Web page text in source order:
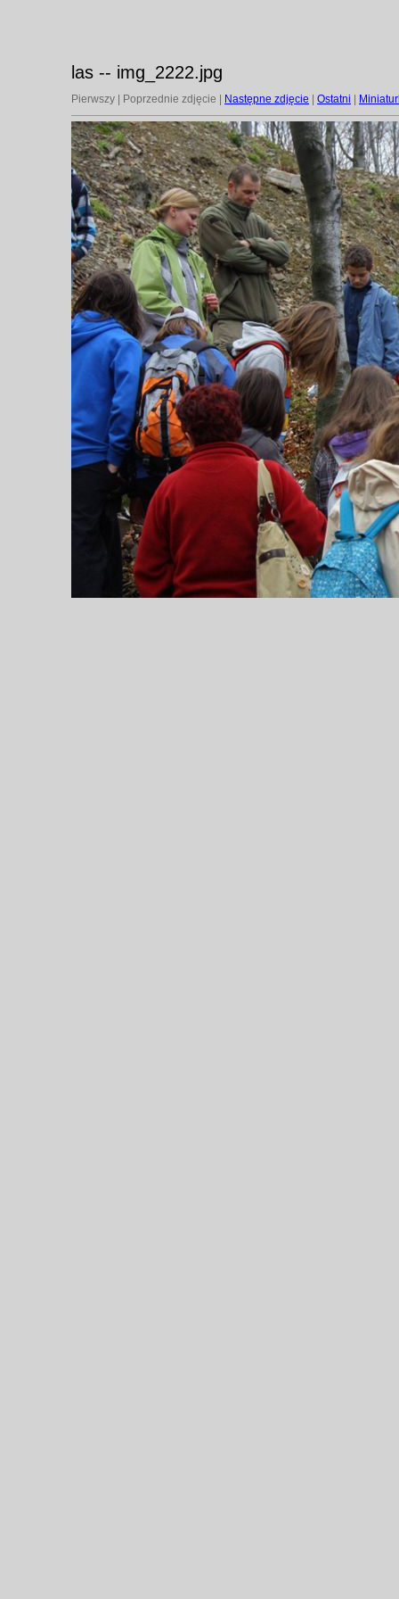
las -- img_2222.jpg
Pierwszy | Poprzednie zdjęcie | Następne zdjęcie Ostatni